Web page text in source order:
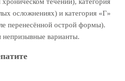
течении), категория
осложнениях) и категория «Г»
перенесённой острой формы).
варианты.